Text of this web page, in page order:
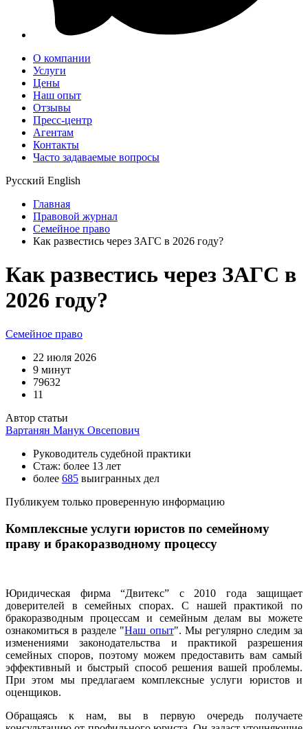
О компании
Услуги
Цены
Наш опыт
Отзывы
Пресс-центр
Агентам
Контакты
Часто задаваемые вопросы
Русский English
Главная
Правовой журнал
Семейное право
Как развестись через ЗАГС в 2026 году?
Как развестись через ЗАГС в
2026 году?
Семейное право
22 июля 2026
9 минут
79632
11
Автор статьи
Вартанян Манук Овсепович
Руководитель судебной практики
Стаж: более 13 лет
более 685 выигранных дел
Публикуем только проверенную информацию
Комплексные услуги юристов по семейному
праву и бракоразводному процессу
Юридическая фирма “Двитекс” с 2010 года защищает
доверителей в семейных спорах. С нашей практикой по
бракоразводным процессам и семейным делам вы можете
ознакомиться в разделе "Наш опыт". Мы регулярно следим за
изменениями законодательства и практикой разрешения
семейных споров, поэтому можем предоставить вам самый
эффективный и быстрый способ решения вашей проблемы.
При этом мы предлагаем комплексные услуги юристов и
оценщиков.
Обращаясь к нам, вы в первую очередь получаете